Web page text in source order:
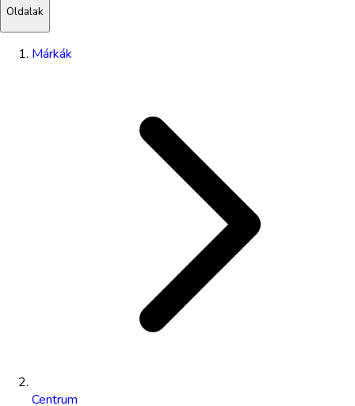
Oldalak
Márkák
Centrum